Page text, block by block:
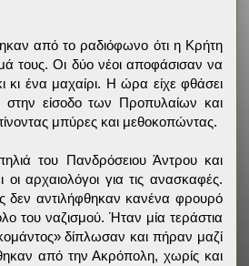
από το ραδιόφωνο ότι η Κρήτη
τους. Οι δύο νέοι αποφάσισαν να
ένα μαχαίρι. Η ώρα είχε φθάσει
είσοδο των Προπυλαίων και
μπύρες και μεθοκοπώντας.
του Πανδρόσειου Άντρου και
αρχαιολόγοι για τις ανασκαφές.
δεν αντιλήφθηκαν κανένα φρουρό
του ναζισμού. Ήταν μία τεράστια
δίπλωσαν και πήραν μαζί
από την Ακρόπολη, χωρίς και